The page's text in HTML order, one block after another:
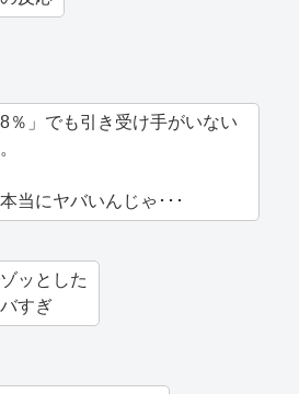
％」でも引き受け手がいない
当にヤバいんじゃ･･･
ッとした
すぎ